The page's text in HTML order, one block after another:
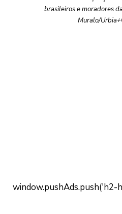
brasileiros e moradores
Muralo/